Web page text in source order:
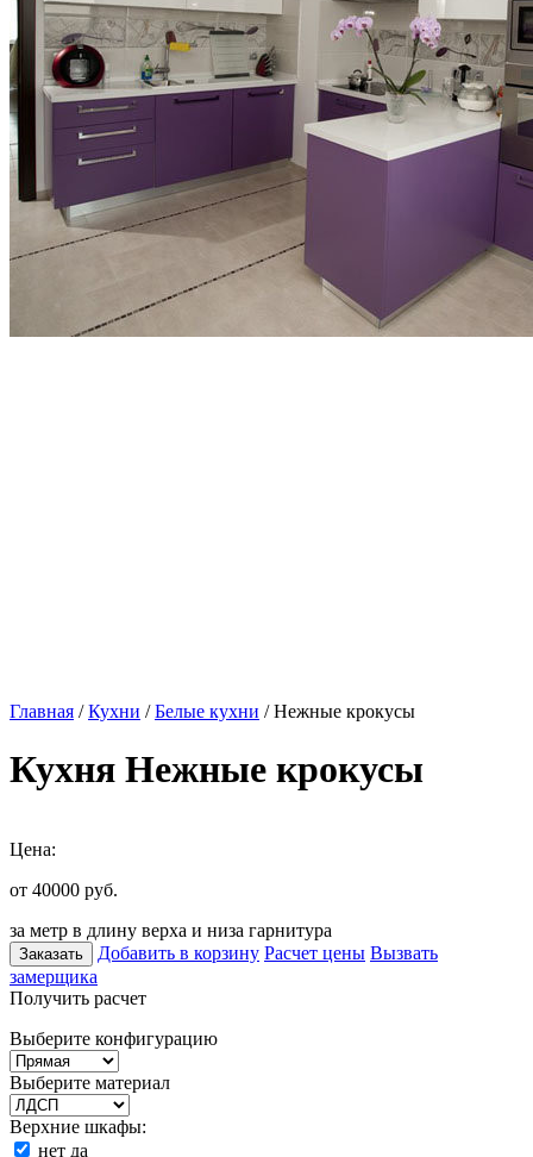
Главная /Кухни /Белые кухни / Нежные крокусы
Кухня Нежные крокусы
Цена:
от 40000 руб.
за метр в длину верха и низа гарнитура
Заказать Добавить в корзину Расчет цены Вызвать
замерщика
Получить расчет
Выберите конфигурацию
Выберите материал
Верхние шкафы:
нет да